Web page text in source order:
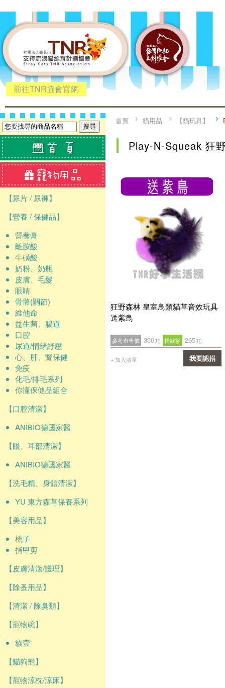
前往TNR協會官網
【尿片 / 尿褲】
【營養 / 保健品】
營養膏
離胺酸
牛磺酸
奶粉、奶瓶
皮膚、毛髮
眼睛
骨骼(關節)
維他命
益生菌、腸道
口腔
尿道/情緒紓壓
心、肝、腎保健
免疫
化毛/排毛系列
你懂保健品組合
【口腔清潔】
ANIBIO德國家醫
【眼、耳部清潔】
ANIBIO德國家醫
【洗毛精、身體清潔】
YU 東方森草保養系列
【美容用品】
梳子
指甲剪
【皮膚清潔/護理】
【除蚤用品】
【清潔 / 除臭類】
【寵物碗】
貓壹
【貓狗籠】
【寵物涼枕/涼床】
首頁 貓用品 【貓玩具】
Play-N-Squeak 狂
狂野森林 皇室鳥類貓草音效玩具
送紫鳥
參考市售價 330元 捐款額 265元
+ 加入清單 我要認捐